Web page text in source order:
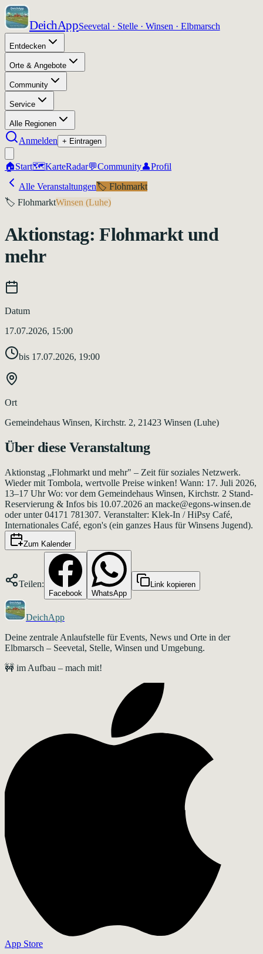
DeichAppSeevetal · Stelle · Winsen · Elbmarsch
Entdecken
Orte & Angebote
Community
Service
Alle Regionen
Anmelden + Eintragen
🏠Start🗺️KarteRadar💬Community👤Profil
Alle Veranstaltungen🏷️ Flohmarkt
🏷️ FlohmarktWinsen (Luhe)
Aktionstag: Flohmarkt und
mehr
Datum
17.07.2026, 15:00
bis 17.07.2026, 19:00
Ort
Gemeindehaus Winsen, Kirchstr. 2, 21423 Winsen (Luhe)
Über diese Veranstaltung
Aktionstag „Flohmarkt und mehr" – Zeit für soziales Netzwerk.
Wieder mit Tombola, wertvolle Preise winken! Wann: 17. Juli 2026,
13–17 Uhr Wo: vor dem Gemeindehaus Winsen, Kirchstr. 2 Stand-
Reservierung & Infos bis 10.07.2026 an macke@egons-winsen.de
oder unter 04171 781307. Veranstalter: Klek-In / HiPsy Café,
Internationales Café, egon's (ein ganzes Haus für Winsens Jugend).
Zum Kalender
Teilen:
Facebook WhatsApp
Link kopieren
DeichApp
Deine zentrale Anlaufstelle für Events, News und Orte in der
Elbmarsch – Seevetal, Stelle, Winsen und Umgebung.
🚧 im Aufbau – mach mit!
App Store